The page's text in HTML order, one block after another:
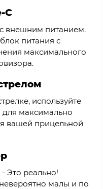
C
внешним питанием.
питания с
максимального
используйте
максимально
вашей прицельной
Это реально!
невероятно малы и по